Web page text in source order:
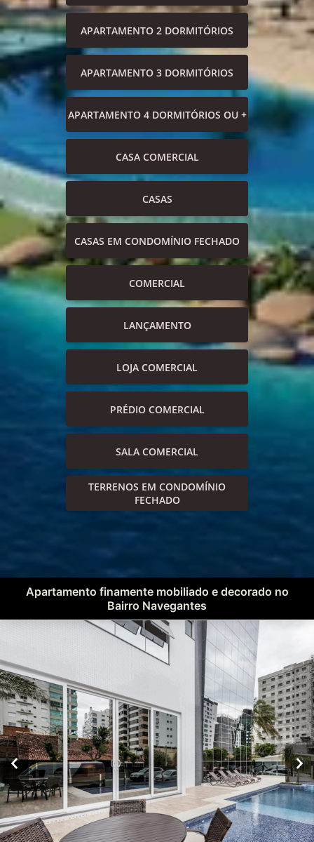
APARTAMENTO 2 DORMITÓRIOS
APARTAMENTO 3 DORMITÓRIOS
APARTAMENTO 4 DORMITÓRIOS OU +
CASA COMERCIAL
CASAS
CASAS EM CONDOMÍNIO FECHADO
COMERCIAL
LANÇAMENTO
LOJA COMERCIAL
PRÉDIO COMERCIAL
SALA COMERCIAL
TERRENOS EM CONDOMÍNIO
FECHADO
Apartamento finamente mobiliado e decorado no
Bairro Navegantes